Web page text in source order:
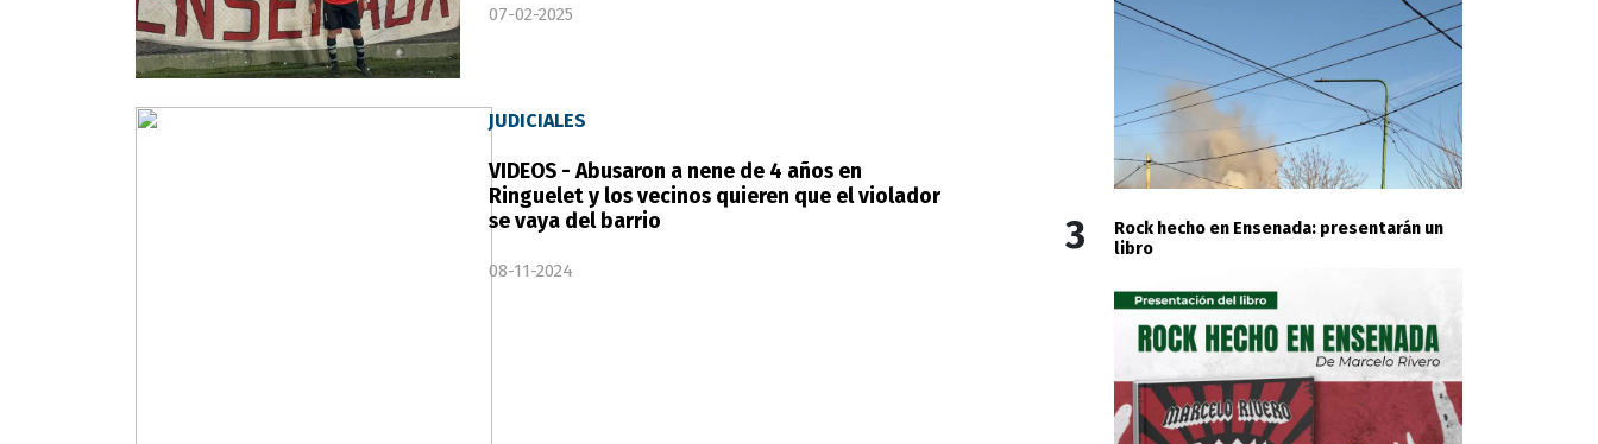
07-02-2025
JUDICIALES
VIDEOS - Abusaron a nene de 4 años en
Ringuelet y los vecinos quieren que el violador
se vaya del barrio
08-11-2024
3
Rock hecho en Ensenada: presentarán un
libro